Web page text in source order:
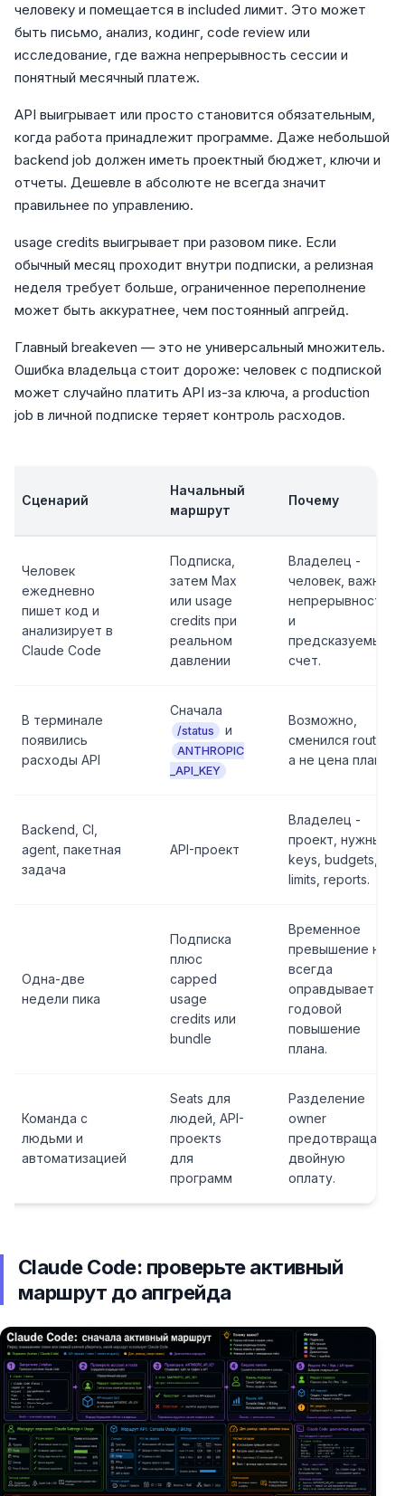
человеку и помещается в included лимит. Это может
быть письмо, анализ, кодинг, code review или
исследование, где важна непрерывность сессии и
понятный месячный платеж.
API выигрывает или просто становится обязательным,
когда работа принадлежит программе. Даже небольшой
backend job должен иметь проектный бюджет, ключи и
отчеты. Дешевле в абсолюте не всегда значит
правильнее по управлению.
usage credits выигрывает при разовом пике. Если
обычный месяц проходит внутри подписки, а релизная
неделя требует больше, ограниченное переполнение
может быть аккуратнее, чем постоянный апгрейд.
Главный breakeven — это не универсальный множитель.
Ошибка владельца стоит дороже: человек с подпиской
может случайно платить API из-за ключа, а production
job в личной подписке теряет контроль расходов.
Сценарий
Начальный
маршрут
Почему
Человек
ежедневно
пишет код и
анализирует в
Claude Code
Подписка,
затем Max
или usage
credits при
реальном
давлении
Владелец -
человек, важны
непрерывность
и
предсказуемый
счет.
В терминале
появились
расходы API
Сначала
/status и
ANTHROPIC
_API_KEY
Возможно,
сменился route,
а не цена плана.
Backend, CI,
agent, пакетная
задача
API-проект
Владелец -
проект, нужны
keys, budgets,
limits, reports.
Одна-две
недели пика
Подписка
плюс
capped
usage
credits или
bundle
Временное
превышение не
всегда
оправдывает
годовой
повышение
плана.
Команда с
людьми и
автоматизацией
Seats для
людей, API-
проектs
для
программ
Разделение
owner
предотвращает
двойную
оплату.
Claude Code: проверьте активный
маршрут до апгрейда